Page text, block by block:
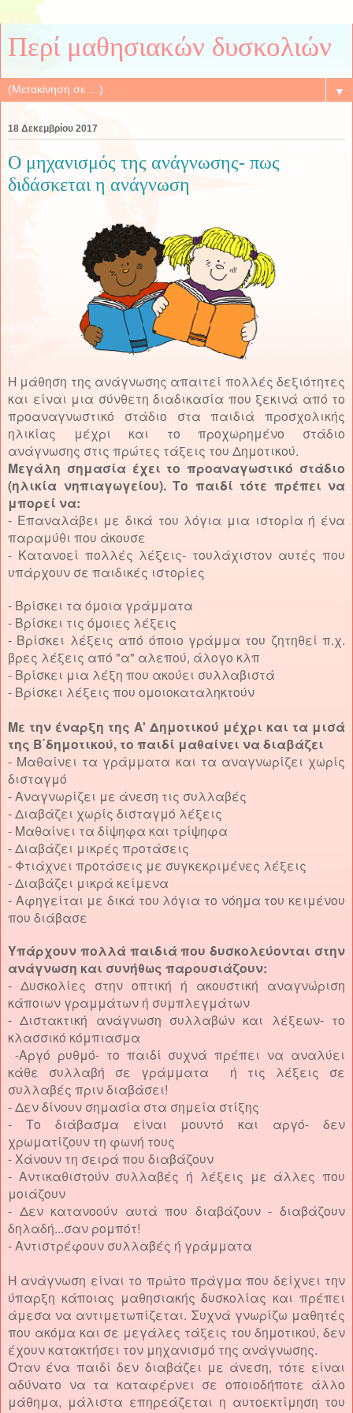
Περί μαθησιακών δυσκολιών
▼
18 Δεκεμβρίου 2017
Ο μηχανισμός της ανάγνωσης- πως
διδάσκεται η ανάγνωση
Η μάθηση της ανάγνωσης απαιτεί πολλές δεξιότητες
και είναι μια σύνθετη διαδικασία που ξεκινά από το
προαναγνωστικό στάδιο στα παιδιά προσχολικής
ηλικίας μέχρι και το προχωρημένο στάδιο
ανάγνωσης στις πρώτες τάξεις του Δημοτικού.
Μεγάλη σημασία έχει το προαναγωστικό στάδιο
(ηλικία νηπιαγωγείου). Το παιδί τότε πρέπει να
μπορεί να:
- Επαναλάβει με δικά του λόγια μια ιστορία ή ένα
παραμύθι που άκουσε
- Κατανοεί πολλές λέξεις- τουλάχιστον αυτές που
υπάρχουν σε παιδικές ιστορίες
- Βρίσκει τα όμοια γράμματα
- Βρίσκει τις όμοιες λέξεις
- Βρίσκει λέξεις από όποιο γράμμα του ζητηθεί π.χ.
βρες λέξεις από "α" αλεπού, άλογο κλπ
- Βρίσκει μια λέξη που ακούει συλλαβιστά
- Βρίσκει λέξεις που ομοιοκαταληκτούν
Με την έναρξη της Α' Δημοτικού μέχρι και τα μισά
της Β΄δημοτικού, το παιδί μαθαίνει να διαβάζει
- Μαθαίνει τα γράμματα και τα αναγνωρίζει χωρίς
δισταγμό
- Αναγνωρίζει με άνεση τις συλλαβές
- Διαβάζει χωρίς δισταγμό λέξεις
- Μαθαίνει τα δίψηφα και τρίψηφα
- Διαβάζει μικρές προτάσεις
- Φτιάχνει προτάσεις με συγκεκριμένες λέξεις
- Διαβάζει μικρά κείμενα
- Αφηγείται με δικά του λόγια το νόημα του κειμένου
που διάβασε
Υπάρχουν πολλά παιδιά που δυσκολεύονται στην
ανάγνωση και συνήθως παρουσιάζουν:
- Δυσκολίες στην οπτική ή ακουστική αναγνώριση
κάποιων γραμμάτων ή συμπλεγμάτων
- Διστακτική ανάγνωση συλλαβών και λέξεων- το
κλασσικό κόμπιασμα
-Αργό ρυθμό- το παιδί συχνά πρέπει να αναλύει
κάθε συλλαβή σε γράμματα ή τις λέξεις σε
συλλαβές πριν διαβάσει!
- Δεν δίνουν σημασία στα σημεία στίξης
- Το διάβασμα είναι μουντό και αργό- δεν
χρωματίζουν τη φωνή τους
- Χάνουν τη σειρά που διαβάζουν
- Αντικαθιστούν συλλαβές ή λέξεις με άλλες που
μοιάζουν
- Δεν κατανοούν αυτά που διαβάζουν - διαβάζουν
δηλαδή...σαν ρομπότ!
- Αντιστρέφουν συλλαβές ή γράμματα
Η ανάγνωση είναι το πρώτο πράγμα που δείχνει την
ύπαρξη κάποιας μαθησιακής δυσκολίας και πρέπει
άμεσα να αντιμετωπίζεται. Συχνά γνωρίζω μαθητές
που ακόμα και σε μεγάλες τάξεις του δημοτικού, δεν
έχουν κατακτήσει τον μηχανισμό της ανάγνωσης.
Όταν ένα παιδί δεν διαβάζει με άνεση, τότε είναι
αδύνατο να τα καταφέρνει σε οποιοδήποτε άλλο
μάθημα, μάλιστα επηρεάζεται η αυτοεκτίμηση του